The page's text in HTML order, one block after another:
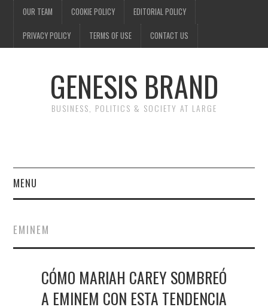
OUR TEAM COOKIE POLICY EDITORIAL POLICY
PRIVACY POLICY TERMS OF USE CONTACT US
GENESIS BRAND
BUSINESS, POLITICS & SOCIETY AT LARGE
MENU
FINANCE
NEWS
EMINEM
CÓMO MARIAH CAREY SOMBREÓ
A EMINEM CON ESTA TENDENCIA